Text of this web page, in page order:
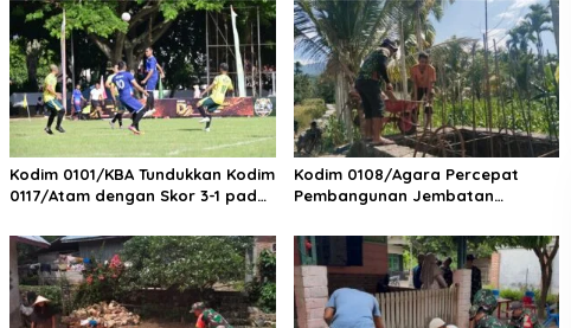
Kodim 0101/KBA Tundukkan Kodim
0117/Atam dengan Skor 3-1 pada
Kodim 0108/Agara Percepat
Pembangunan Jembatan
Ujung, Aceh Tenggara